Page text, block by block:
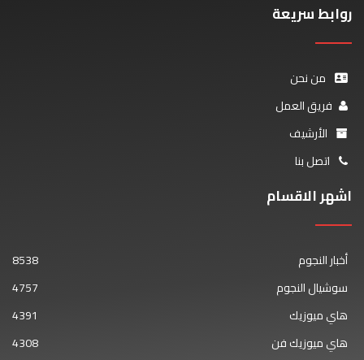
روابط سريعة
من نحن
فريق العمل
الأرشيف
اتصل بنا
اشهر الاقسام
أخبار النجوم
8538
سوشيال النجوم
4757
هاي ميوزيك
4391
هاي ميوزيك فن
4308